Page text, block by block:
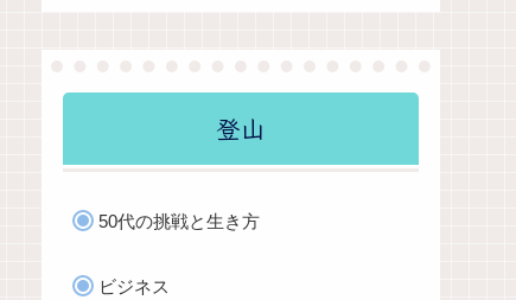
登山
50代の挑戦と生き方
ビジネス